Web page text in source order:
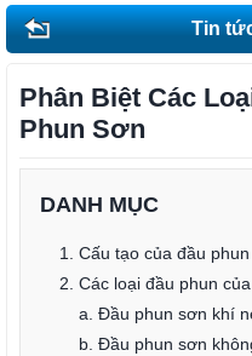
Tin
Phân Biệt Các
Phun Sơn
DANH MỤC
1. Cấu tạo của đầu
2. Các loại đầu phun
a. Đầu phun sơn khí
b. Đầu phun sơn